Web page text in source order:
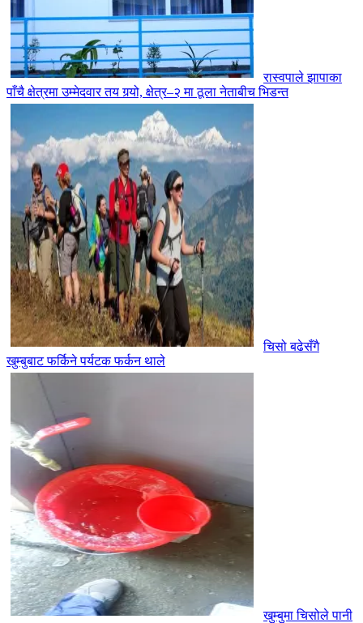
रास्वपाले झापाका
पाँचै क्षेत्रमा उम्मेदवार तय गर्‍यो, क्षेत्र–२ मा ठूला नेताबीच भिडन्त
चिसो बढेसँगै
खुम्बुबाट फर्किने पर्यटक फर्कन थाले
खुम्बुमा चिसोले पानी